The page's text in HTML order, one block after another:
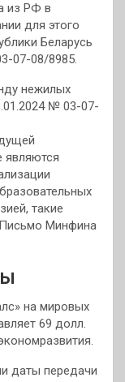
из РФ в
для этого
Беларусь
07-08/8985.
нежилых
№ 03-07-
являются
такие
Минфина
на мировых
69 долл.
даты передачи